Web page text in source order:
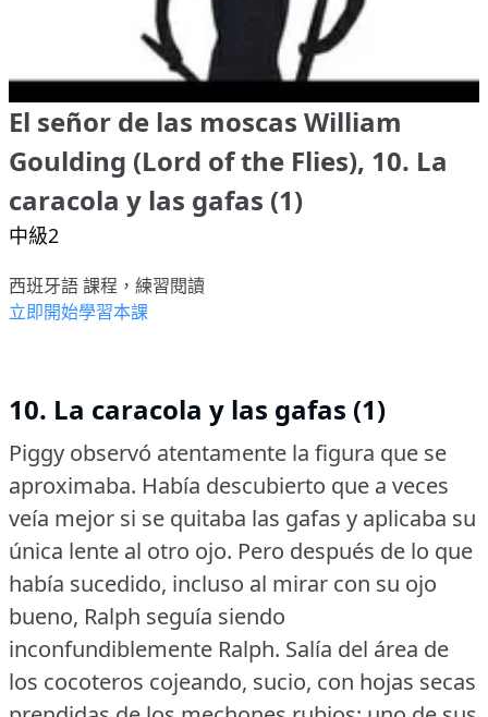
El señor de las moscas William
Goulding (Lord of the Flies), 10. La
caracola y las gafas (1)
中級2
西班牙語 課程，練習閱讀
立即開始學習本課
10. La caracola y las gafas (1)
Piggy observó atentamente la figura que se
aproximaba. Había descubierto que a veces
veía mejor si se quitaba las gafas y aplicaba su
única lente al otro ojo. Pero después de lo que
había sucedido, incluso al mirar con su ojo
bueno, Ralph seguía siendo
inconfundiblemente Ralph. Salía del área de
los cocoteros cojeando, sucio, con hojas secas